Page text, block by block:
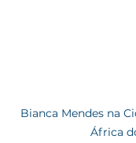
Bianca Mendes na
África